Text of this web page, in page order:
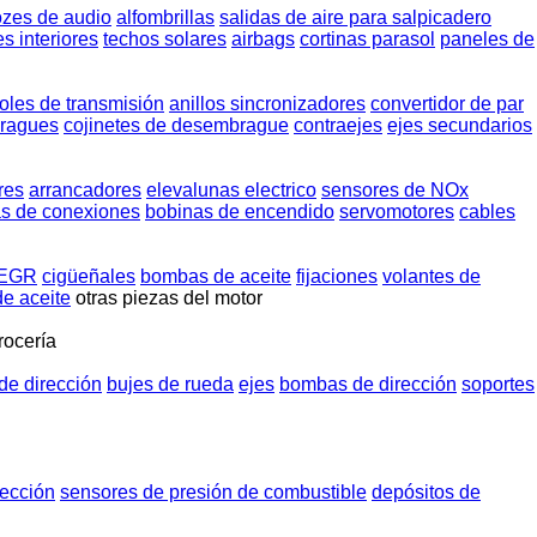
de audio alfombrillas salidas de aire para salpicadero
interiores techos solares airbags cortinas parasol paneles de
de transmisión anillos sincronizadores convertidor de par
cojinetes de desembrague contraejes ejes secundarios
arrancadores elevalunas electrico sensores de NOx
de conexiones bobinas de encendido servomotores cables
cigüeñales bombas de aceite fijaciones volantes de
aceite otras piezas del motor
dirección bujes de rueda ejes bombas de dirección soportes
sensores de presión de combustible depósitos de